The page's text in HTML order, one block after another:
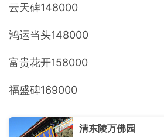
云天碑148000
鸿运当头148000
富贵花开158000
福盛碑169000
清东陵万佛园